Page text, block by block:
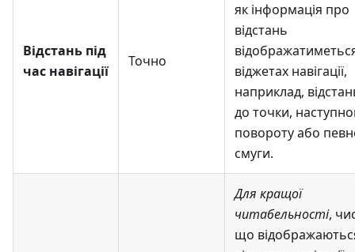
Відстань під
час навігації
Точно
як інформація про
відстань
віджетах навігації,
наприклад,
до точки,
повороту або
смуги.
Для кращої
читабельності,
що